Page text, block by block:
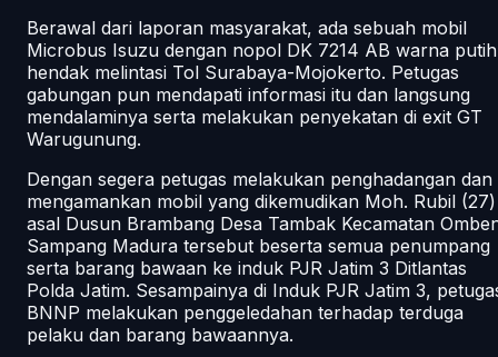
Berawal dari laporan masyarakat, ada sebuah mobil
Microbus Isuzu dengan nopol DK 7214 AB warna putih
hendak melintasi Tol Surabaya-Mojokerto. Petugas
gabungan pun mendapati informasi itu dan langsung
mendalaminya serta melakukan penyekatan di exit GT
Warugunung.
Dengan segera petugas melakukan penghadangan dan
mengamankan mobil yang dikemudikan Moh. Rubil (27)
asal Dusun Brambang Desa Tambak Kecamatan
Sampang Madura tersebut beserta semua penumpang
serta barang bawaan ke induk PJR Jatim 3 Ditlantas
Polda Jatim. Sesampainya di Induk PJR Jatim 3,
BNNP melakukan penggeledahan terhadap terduga
pelaku dan barang bawaannya.